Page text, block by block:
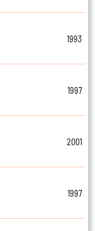
1993
1997
2001
1997